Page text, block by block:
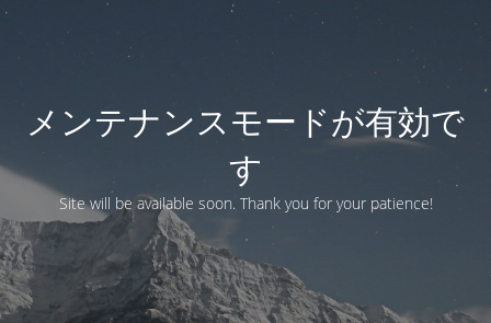
メンテナンスモードが有効で
す
Site will be available soon. Thank you for your patience!